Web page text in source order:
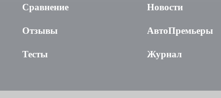
Сравнение
Отзывы
Тесты
Новости
АвтоПремьеры
Журнал